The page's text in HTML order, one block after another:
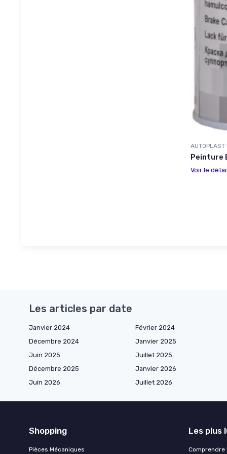
AUTOPLAST
Peinture
Voir le
Les articles par date
Janvier 2024
Février 2024
Décembre 2024
Janvier 2025
Juin 2025
Juillet 2025
Décembre 2025
Janvier 2026
Juin 2026
Juillet 2026
Shopping
Pièces Mécaniques
Les plus
Comprendre